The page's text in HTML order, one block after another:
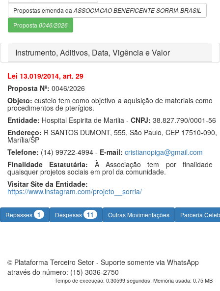
Propostas emenda da ASSOCIACAO BENEFICENTE SORRIA BRASIL
Proposta 0046/2026
Instrumento, Aditivos, Data, Vigência e Valor
Lei 13.019/2014, art. 29
Proposta Nº: 0046/2026
Objeto: custeio tem como objetivo a aquisição de materiais como
procedimentos de pterígios.
Entidade: Hospital Espirita de Marilia - CNPJ: 38.827.790/0001-56
Endereço: R SANTOS DUMONT, 555, São Paulo, CEP 17510-090,
Marília/SP
Telefone: (14) 99722-4994 - E-mail: cristianopiga@gmail.com
Finalidade Estatutária: À Associação tem por finalidade
quaisquer projetos sociais em prol da comunidade.
Visitar Site da Entidade:
https://www.instagram.com/projeto__sorria/
Repasses 1 Despesas 11 Outras Movimentações Parceria
© Plataforma Terceiro Setor - Suporte somente via WhatsApp
através do número: (15) 3036-2750
Tempo de execução: 0.30599 segundos. Memória usada: 0.75 MB